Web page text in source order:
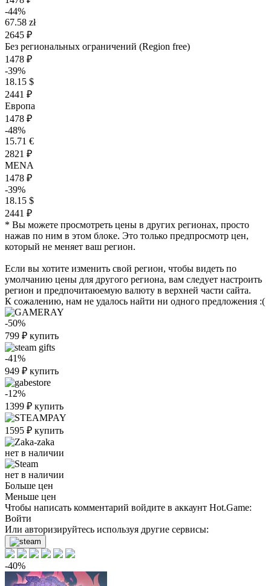
-44%
67.58 zł
2645 ₽
Без региональных ограничений (Region free)
1478 ₽
-39%
18.15 $
2441 ₽
Европа
1478 ₽
-48%
15.71 €
2821 ₽
MENA
1478 ₽
-39%
18.15 $
2441 ₽
* Вы можете просмотреть цены в других регионах, просто
нажав по ним в этом блоке. Это только предпросмотр цен,
который не меняет ваш регион.
Если вы хотите изменить свой регион, чтобы видеть по
умолчанию цены для другого региона, вам следует настроить
регион и предпочитаюемую валюту в верхней части сайта.
К сожалению, нам не удалось найти ни одного предложения :(
-50%
799 ₽ купить
-41%
949 ₽ купить
-12%
1399 ₽ купить
1595 ₽ купить
нет в наличии
нет в наличии
Больше цен
Меньше цен
Чтобы написать комментарий войдите в аккаунт Hot.Game:
Войти
Или авторизируйтесь используя другие сервисы:
-40%